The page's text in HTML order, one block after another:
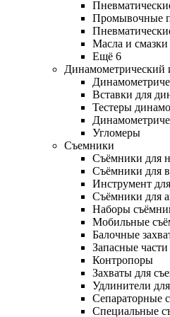
Промывочные
Масла и смазки
Ещё 6
Динамометрический
Вставки для
Тестеры
Угломеры
Съемники
Съёмники для
Съёмники для
Инструмент
Съёмники для
Наборы
Мобильные
Балочные
Запасные
Контропоры
Захваты для
Удлинители
Сепараторные
Специальные